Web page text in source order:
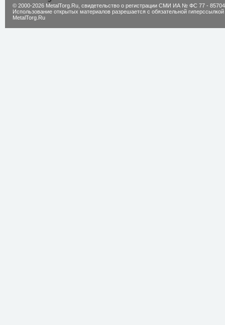
© 2000-2026 MetalTorg.Ru, cвидетельство о регистрации СМИ ИА № ФС 77 - 85704
Использование открытых материалов разрешается с обязательной гиперссылкой
MetalTorg.Ru